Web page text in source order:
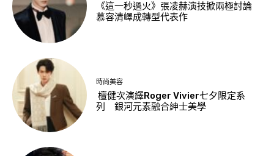
《這一秒過火》張凌赫演技掀兩極討論
慕容清嶧成轉型代表作
時尚美容
檀健次演繹Roger Vivier七夕限定系
列 銀河元素融合紳士美學